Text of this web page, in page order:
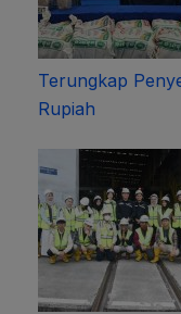
Terungkap
Rupiah